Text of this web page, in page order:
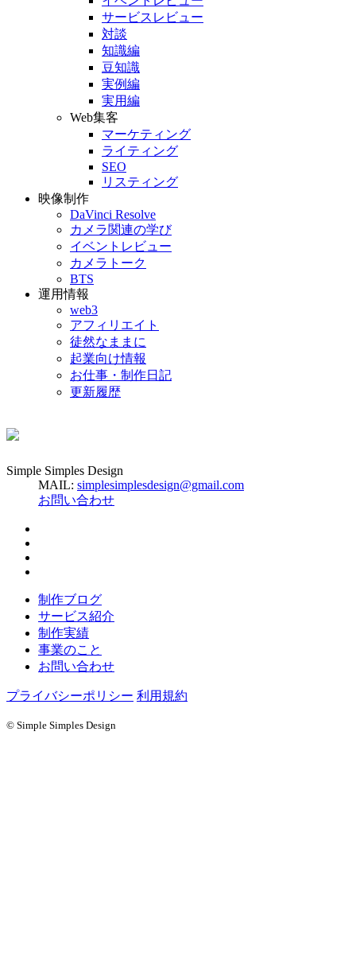
サービスレビュー
対談
知識編
豆知識
実例編
実用編
Web集客
マーケティング
ライティング
SEO
リスティング
映像制作
DaVinci Resolve
カメラ関連の学び
イベントレビュー
カメラトーク
BTS
運用情報
web3
アフィリエイト
徒然なままに
起業向け情報
お仕事・制作日記
更新履歴
Simple Simples Design
MAIL: simplesimplesdesign@gmail.com
お問い合わせ
制作ブログ
サービス紹介
制作実績
事業のこと
お問い合わせ
プライバシーポリシー 利用規約
© Simple Simples Design